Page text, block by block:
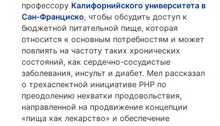
профессору Калифорнийского университета в
Сан-Франциско, чтобы обсудить доступ к
бюджетной питательной пище, которая
относится к основным потребностям и может
повлиять на частоту таких хронических
состояний, как сердечно-сосудистые
заболевания, инсульт и диабет. Мел рассказал
о трехаспектной инициативе PHP по
преодолению нехватки продовольствия,
направленной на продвижение концепции
«пища как лекарство» и обеспечение